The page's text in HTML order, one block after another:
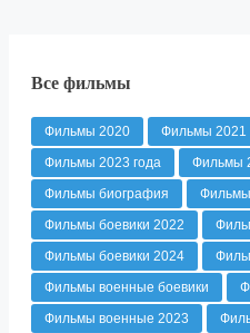
Все фильмы
Фильмы 2020 Фильмы 2021
Фильмы 2023 года
Фильмы
Фильмы биография
Фильмы
Фильмы боевики 2022
Фильмы боевики 2024
Фильмы военные боевики
Фильмы военные 2023